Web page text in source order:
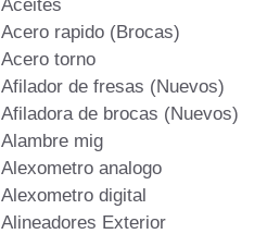
Aceites
Acero rapido (Brocas)
Acero torno
Afilador de fresas (Nuevos)
Afiladora de brocas (Nuevos)
Alambre mig
Alexometro analogo
Alexometro digital
Alineadores Exterior